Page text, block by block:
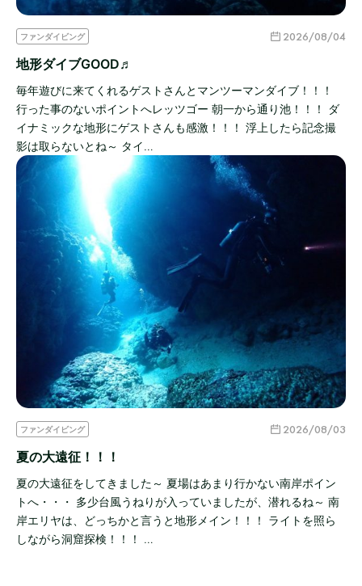
ファンダイビング 2026/08/04
地形ダイブGOOD♬
毎年遊びに来てくれるゲストさんとマンツーマンダイブ！！！
行った事のないポイントへレッツゴー 朝一から通り池！！！ ダ
イナミックな地形にゲストさんも感激！！！ 浮上したら記念撮
影は取らないとね～ タイ…
ファンダイビング 2026/08/03
夏の大遠征！！！
夏の大遠征をしてきました～ 夏場はあまり行かない南岸ポイン
トへ・・・ 多少台風うねりが入っていましたが、潜れるね～ 南
岸エリヤは、どっちかと言うと地形メイン！！！ ライトを照ら
しながら洞窟探検！！！ …